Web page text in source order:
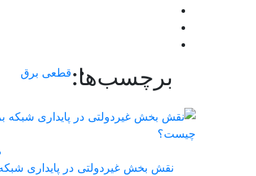
برچسب‌ها:قطعی برق
نقش‌ بخش غیردولتی در پایداری